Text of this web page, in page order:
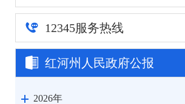
12345服务热线
红河州人民政府公报
2026年